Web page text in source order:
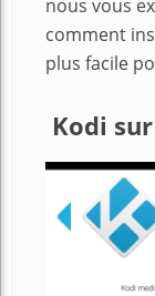
nous vous
comment
plus facile
Kodi